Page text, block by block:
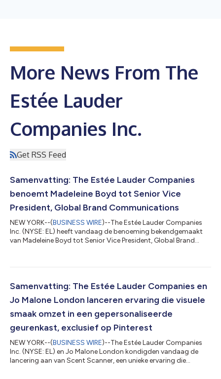
More News From The
Estée Lauder
Companies Inc.
Get RSS Feed
Samenvatting: The Estée Lauder Companies
benoemt Madeleine Boyd tot Senior Vice
President, Global Brand Communications
NEW YORK--(BUSINESS WIRE)--The Estée Lauder Companies
Inc. (NYSE: EL) heeft vandaag de benoeming bekendgemaakt
van Madeleine Boyd tot Senior Vice President, Global Brand
tussen zijn merken en de consumenten te versterken, gaat
Communications-team opzetten en leiden. In deze functie wil zij
de diverse portfolio van het bedrijf kra...
Samenvatting: The Estée Lauder Companies en
Jo Malone London lanceren ervaring die visuele
smaak omzet in een gepersonaliseerde
geurenkast, exclusief op Pinterest
NEW YORK--(BUSINESS WIRE)--The Estée Lauder Companies
Inc. (NYSE: EL) en Jo Malone London kondigden vandaag de
lancering aan van Scent Scanner, een unieke ervaring die